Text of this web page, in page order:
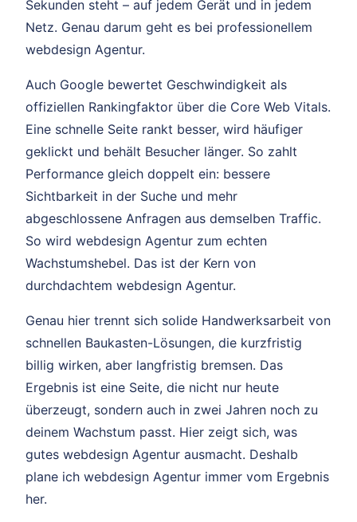
Sekunden steht – auf jedem Gerät und in jedem
Netz. Genau darum geht es bei professionellem
webdesign Agentur.
Auch Google bewertet Geschwindigkeit als
offiziellen Rankingfaktor über die Core Web Vitals.
Eine schnelle Seite rankt besser, wird häufiger
geklickt und behält Besucher länger. So zahlt
Performance gleich doppelt ein: bessere
Sichtbarkeit in der Suche und mehr
abgeschlossene Anfragen aus demselben Traffic.
So wird webdesign Agentur zum echten
Wachstumshebel. Das ist der Kern von
durchdachtem webdesign Agentur.
Genau hier trennt sich solide Handwerksarbeit von
schnellen Baukasten-Lösungen, die kurzfristig
billig wirken, aber langfristig bremsen. Das
Ergebnis ist eine Seite, die nicht nur heute
überzeugt, sondern auch in zwei Jahren noch zu
deinem Wachstum passt. Hier zeigt sich, was
gutes webdesign Agentur ausmacht. Deshalb
plane ich webdesign Agentur immer vom Ergebnis
her.